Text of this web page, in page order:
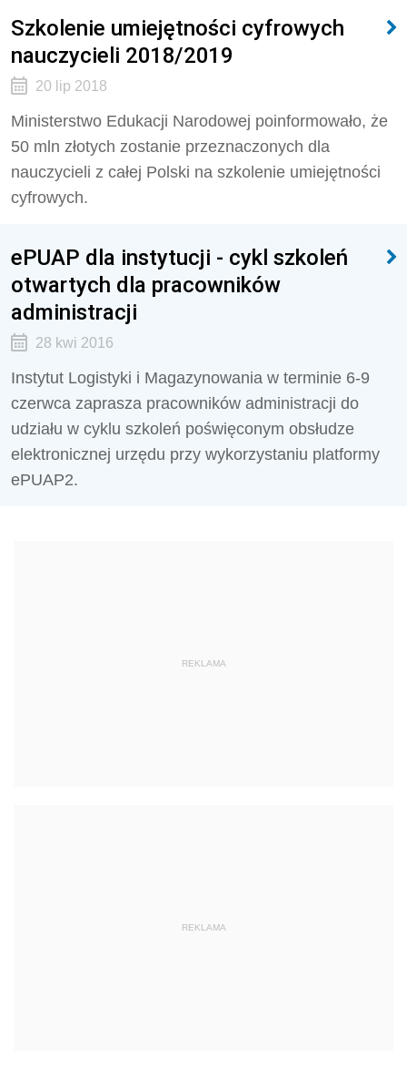
Szkolenie umiejętności cyfrowych
nauczycieli 2018/2019
20 lip 2018
Ministerstwo Edukacji Narodowej poinformowało, że
50 mln złotych zostanie przeznaczonych dla
nauczycieli z całej Polski na szkolenie umiejętności
cyfrowych.
ePUAP dla instytucji - cykl szkoleń
otwartych dla pracowników
administracji
28 kwi 2016
Instytut Logistyki i Magazynowania w terminie 6-9
czerwca zaprasza pracowników administracji do
udziału w cyklu szkoleń poświęconym obsłudze
elektronicznej urzędu przy wykorzystaniu platformy
ePUAP2.
REKLAMA
REKLAMA